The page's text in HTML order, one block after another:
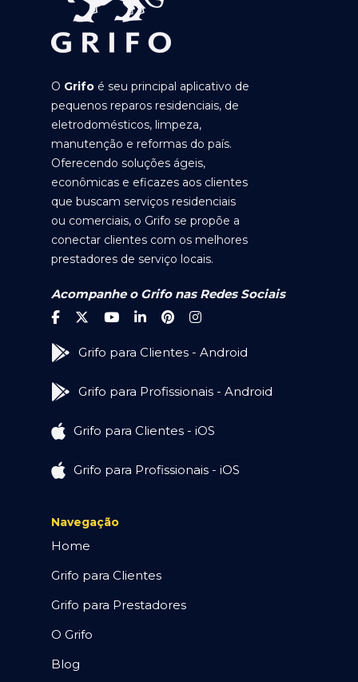
O Grifo é seu principal aplicativo de
pequenos reparos residenciais, de
eletrodomésticos, limpeza,
manutenção e reformas do país.
Oferecendo soluções ágeis,
econômicas e eficazes aos clientes
que buscam serviços residenciais
ou comerciais, o Grifo se propõe a
conectar clientes com os melhores
prestadores de serviço locais.
Acompanhe o Grifo nas Redes Sociais
Grifo para Clientes - Android
Grifo para Profissionais - Android
Grifo para Clientes - iOS
Grifo para Profissionais - iOS
Navegação
Home
Grifo para Clientes
Grifo para Prestadores
O Grifo
Blog